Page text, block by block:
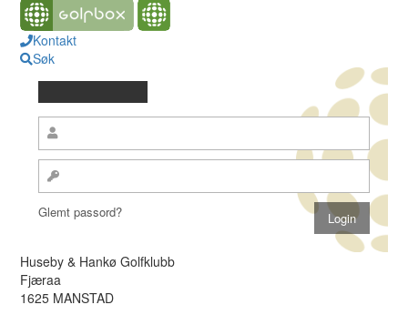
Kontakt
Søk
Glemt passord?
Huseby & Hankø Golfklubb
Fjæraa
1625 MANSTAD